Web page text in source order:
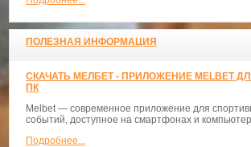
ПОЛЕЗНАЯ ИНФОРМАЦИЯ
СКАЧАТЬ МЕЛБЕТ - ПРИЛОЖЕНИЕ MELBET
ПК
Melbet — современное приложение для
событий, доступное на смартфонах и
Подробнее...